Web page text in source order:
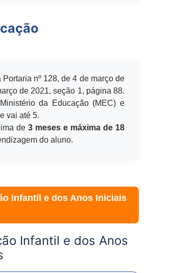
Portaria nº 128, de 4 de março de
de 2021, seção 1, página 88.
da Educação (MEC) e
vai até 5.
de 3 meses e máxima de 18
do aluno.
Infantil e dos Anos Iniciais
Infantil e dos Anos